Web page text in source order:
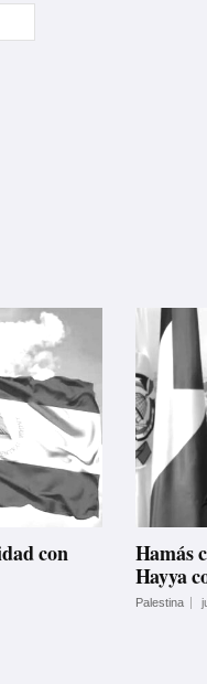
web:
con
Hamás
Hayya
Palestina